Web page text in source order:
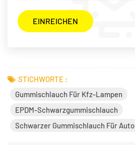
STICHWORTE :
Gummischlauch Für Kfz-Lampen
EPDM-Schwarzgummischlauch
Schwarzer Gummischlauch Für Auto